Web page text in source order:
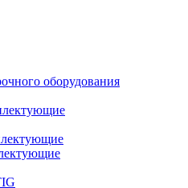
оборудования